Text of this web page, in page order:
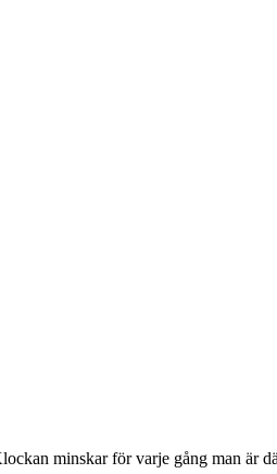
minskar för varje gång man är